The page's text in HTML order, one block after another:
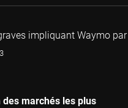
impliquant Waymo par
3
des marchés les plus